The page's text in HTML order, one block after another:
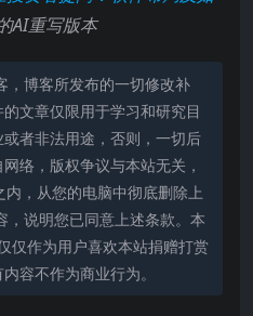
AI重写版本
，博客所发布的一切修改补
文章仅限用于学习和研究目
者非法用途，否则，一切后
络，版权争议与本站无关，
，从您的电脑中彻底删除上
，说明您已同意上述条款。本
仅作为用户喜欢本站捐赠打赏
容不作为商业行为。